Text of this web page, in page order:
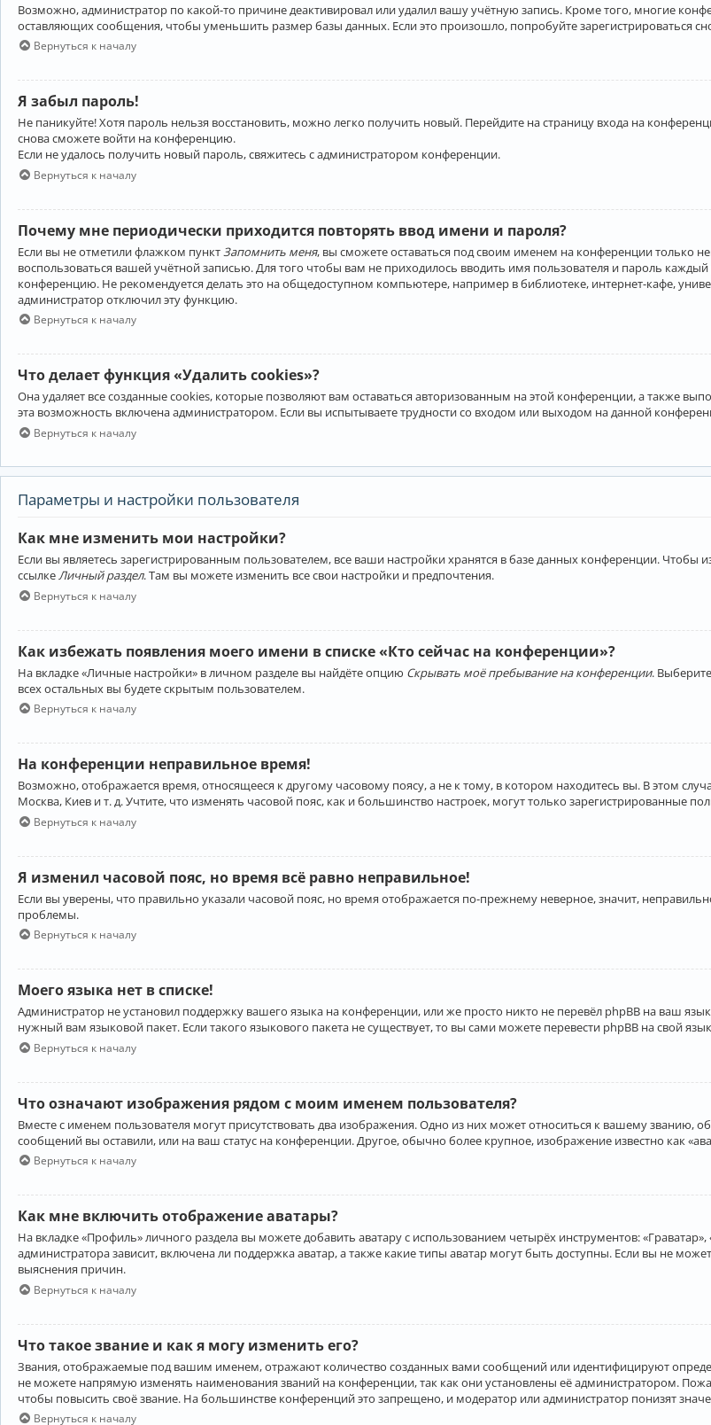
Возможно, администратор по какой-то причине деактивировал или удалил вашу учётную запись. Кроме того, многие
оставляющих сообщения, чтобы уменьшить размер базы данных. Если это произошло, попробуйте зарегистрироваться
Вернуться к началу
Я забыл пароль!
Не паникуйте! Хотя пароль нельзя восстановить, можно легко получить новый. Перейдите на страницу входа на
снова сможете войти на конференцию.
Если не удалось получить новый пароль, свяжитесь с администратором конференции.
Вернуться к началу
Почему мне периодически приходится повторять ввод имени и пароля?
Если вы не отметили флажком пункт Запомнить меня, вы сможете оставаться под своим именем на конференции только
воспользоваться вашей учётной записью. Для того чтобы вам не приходилось вводить имя пользователя и пароль
конференцию. Не рекомендуется делать это на общедоступном компьютере, например в библиотеке, интернет-кафе,
администратор отключил эту функцию.
Вернуться к началу
Что делает функция «Удалить cookies»?
Она удаляет все созданные cookies, которые позволяют вам оставаться авторизованным на этой конференции, а также
эта возможность включена администратором. Если вы испытываете трудности со входом или выходом на данной
Вернуться к началу
Параметры и настройки пользователя
Как мне изменить мои настройки?
Если вы являетесь зарегистрированным пользователем, все ваши настройки хранятся в базе данных конференции.
ссылкеЛичный раздел. Там вы можете изменить все свои настройки и предпочтения.
Вернуться к началу
Как избежать появления моего имени в списке «Кто сейчас на конференции»?
На вкладке «Личные настройки» в личном разделе вы найдёте опцию Скрывать моё пребывание на конференции. Выберите
всех остальных вы будете скрытым пользователем.
Вернуться к началу
На конференции неправильное время!
Возможно, отображается время, относящееся к другому часовому поясу, а не к тому, в котором находитесь вы. В этом
Москва, Киев и т. д. Учтите, что изменять часовой пояс, как и большинство настроек, могут только зарегистрированные
Вернуться к началу
Я изменил часовой пояс, но время всё равно неправильное!
Если вы уверены, что правильно указали часовой пояс, но время отображается по-прежнему неверное, значит,
проблемы.
Вернуться к началу
Моего языка нет в списке!
Администратор не установил поддержку вашего языка на конференции, или же просто никто не перевёл phpBB на ваш
нужный вам языковой пакет. Если такого языкового пакета не существует, то вы сами можете перевести phpBB на свой
Вернуться к началу
Что означают изображения рядом с моим именем пользователя?
Вместе с именем пользователя могут присутствовать два изображения. Одно из них может относиться к вашему званию,
сообщений вы оставили, или на ваш статус на конференции. Другое, обычно более крупное, изображение известно как
Вернуться к началу
Как мне включить отображение аватары?
На вкладке «Профиль» личного раздела вы можете добавить аватару с использованием четырёх инструментов: «Граватар»,
администратора зависит, включена ли поддержка аватар, а также какие типы аватар могут быть доступны. Если вы не
выяснения причин.
Вернуться к началу
Что такое звание и как я могу изменить его?
Звания, отображаемые под вашим именем, отражают количество созданных вами сообщений или идентифицируют
не можете напрямую изменять наименования званий на конференции, так как они установлены её администратором.
чтобы повысить своё звание. На большинстве конференций это запрещено, и модератор или администратор понизят
Вернуться к началу